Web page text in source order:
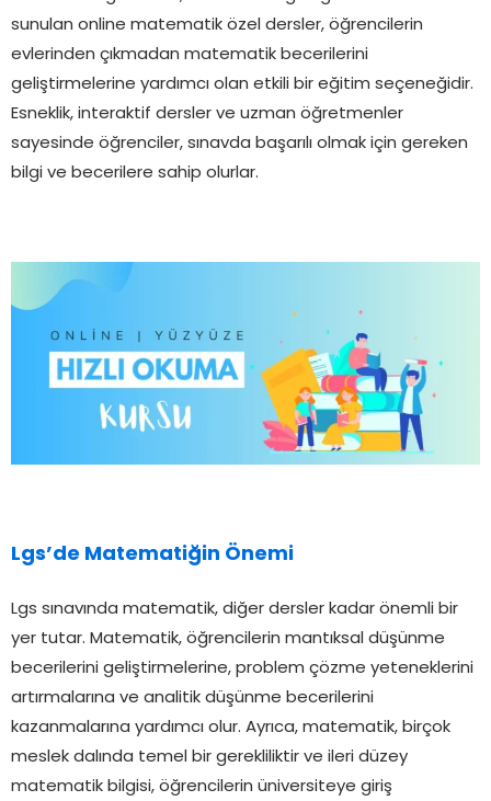
sunulan online matematik özel dersler, öğrencilerin
evlerinden çıkmadan matematik becerilerini
geliştirmelerine yardımcı olan etkili bir eğitim seçeneğidir.
Esneklik, interaktif dersler ve uzman öğretmenler
sayesinde öğrenciler, sınavda başarılı olmak için gereken
bilgi ve becerilere sahip olurlar.
Lgs’de Matematiğin Önemi
Lgs sınavında matematik, diğer dersler kadar önemli bir
yer tutar. Matematik, öğrencilerin mantıksal düşünme
becerilerini geliştirmelerine, problem çözme yeteneklerini
artırmalarına ve analitik düşünme becerilerini
kazanmalarına yardımcı olur. Ayrıca, matematik, birçok
meslek dalında temel bir gerekliliktir ve ileri düzey
matematik bilgisi, öğrencilerin üniversiteye giriş